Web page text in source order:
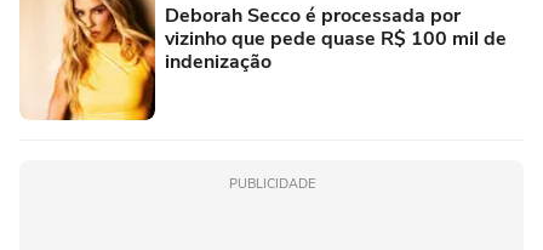
Deborah Secco é processada por
vizinho que pede quase R$ 100 mil de
indenização
PUBLICIDADE